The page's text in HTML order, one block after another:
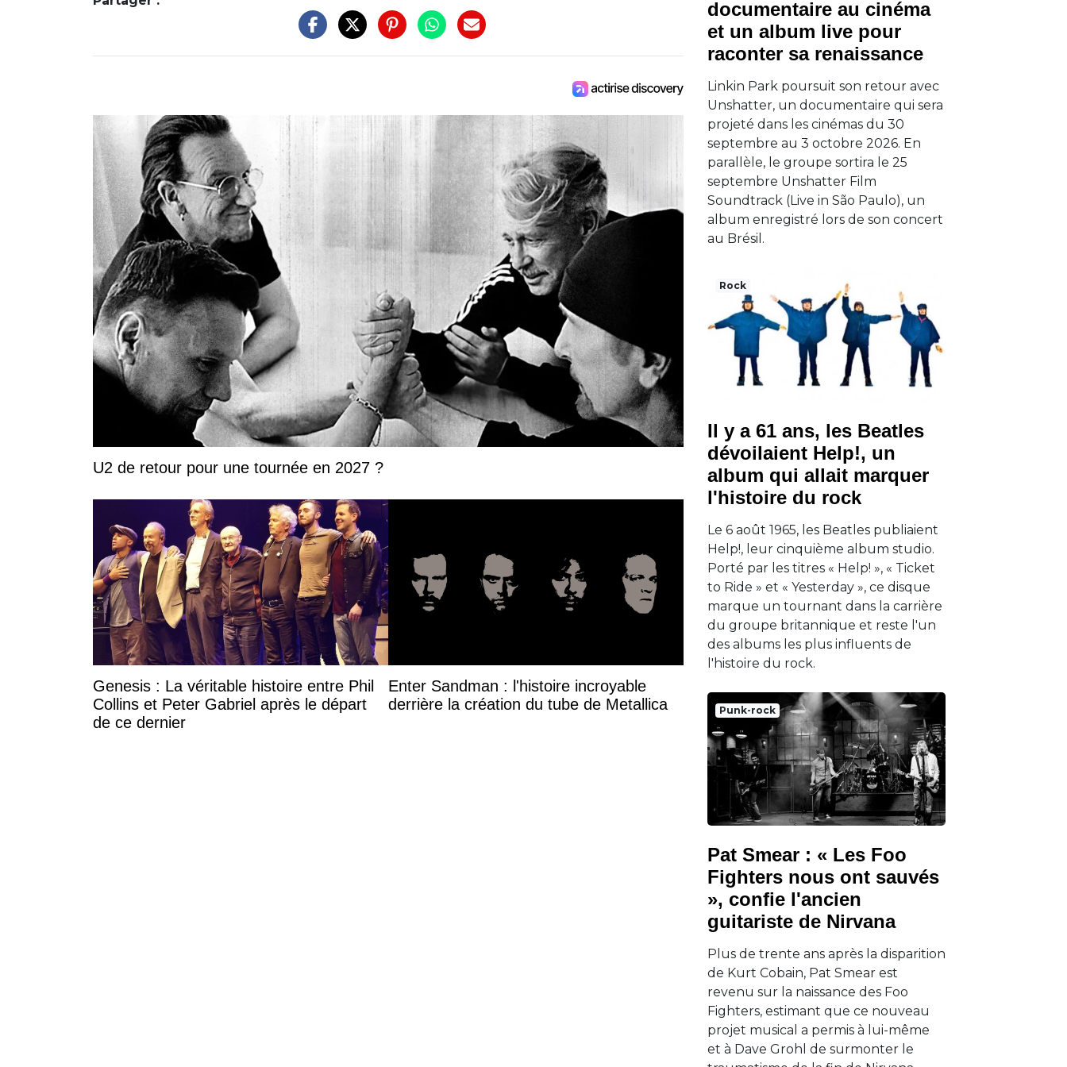
U2 de retour pour une tournée en 2027 ?
Genesis : La véritable histoire entre Phil
Collins et Peter Gabriel après le départ
de ce dernier
Enter Sandman : l'histoire incroyable
derrière la création du tube de Metallica
documentaire au cinéma
et un album live pour
raconter sa renaissance
Linkin Park poursuit son retour avec
Unshatter, un documentaire qui sera
projeté dans les cinémas du 30
septembre au 3 octobre 2026. En
parallèle, le groupe sortira le 25
septembre Unshatter Film
Soundtrack (Live in São Paulo), un
album enregistré lors de son concert
au Brésil.
Rock
Il y a 61 ans, les Beatles
dévoilaient Help!, un
album qui allait marquer
l'histoire du rock
Le 6 août 1965, les Beatles publiaient
Help!, leur cinquième album studio.
Porté par les titres « Help! », « Ticket
to Ride » et « Yesterday », ce disque
marque un tournant dans la carrière
du groupe britannique et reste l'un
des albums les plus influents de
l'histoire du rock.
Punk-rock
Pat Smear : « Les Foo
Fighters nous ont sauvés
», confie l'ancien
guitariste de Nirvana
Plus de trente ans après la disparition
de Kurt Cobain, Pat Smear est
revenu sur la naissance des Foo
Fighters, estimant que ce nouveau
projet musical a permis à lui-même
et à Dave Grohl de surmonter le